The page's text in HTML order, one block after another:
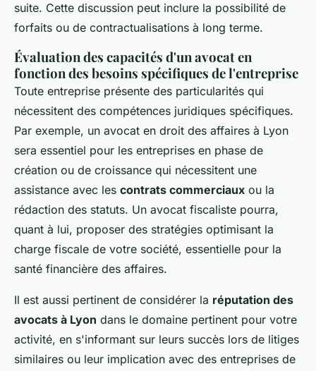
suite. Cette discussion peut inclure la possibilité de
forfaits ou de contractualisations à long terme.
Évaluation des capacités d'un avocat en
fonction des besoins spécifiques de l'entreprise
Toute entreprise présente des particularités qui
nécessitent des compétences juridiques spécifiques.
Par exemple, un avocat en droit des affaires à Lyon
sera essentiel pour les entreprises en phase de
création ou de croissance qui nécessitent une
assistance avec les contrats commerciaux ou la
rédaction des statuts. Un avocat fiscaliste pourra,
quant à lui, proposer des stratégies optimisant la
charge fiscale de votre société, essentielle pour la
santé financière des affaires.
Il est aussi pertinent de considérer la réputation des
avocats à Lyon dans le domaine pertinent pour votre
activité, en s'informant sur leurs succès lors de litiges
similaires ou leur implication avec des entreprises de